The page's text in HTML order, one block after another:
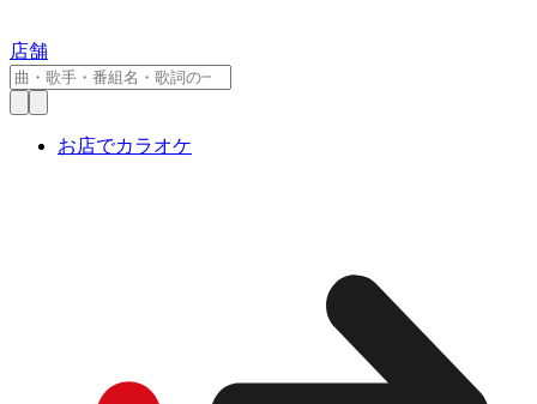
店舗
お店でカラオケ